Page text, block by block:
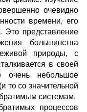
очевидно
времени, его
Это представление
большинства
природы, с
в своей
очень небольшое
то со значительной
системам.
процессов